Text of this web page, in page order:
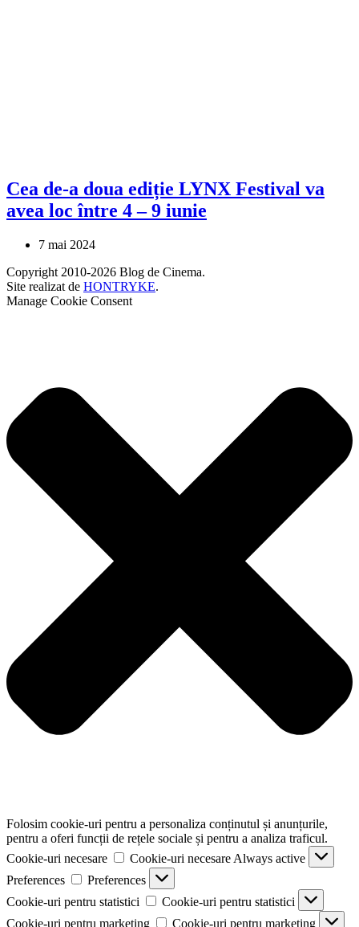
Cea de-a doua ediție LYNX Festival va
avea loc între 4 – 9 iunie
7 mai 2024
Copyright 2010-2026 Blog de Cinema.
Site realizat de HONTRYKE.
Manage Cookie Consent
Folosim cookie-uri pentru a personaliza conținutul și anunțurile,
pentru a oferi funcții de rețele sociale și pentru a analiza traficul.
Cookie-uri necesare
Cookie-uri necesare Always active
Preferences
Preferences
Cookie-uri pentru statistici
Cookie-uri pentru statistici
Cookie-uri pentru marketing
Cookie-uri pentru marketing